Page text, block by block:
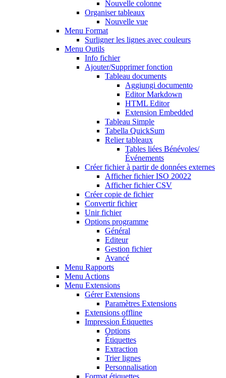
Nouvelle colonne
Organiser tableaux
Nouvelle vue
Menu Format
Surligner les lignes avec couleurs
Menu Outils
Info fichier
Ajouter/Supprimer fonction
Tableau documents
Aggiungi documento
Editor Markdown
HTML Editor
Extension Embedded
Tableau Simple
Tabella QuickSum
Relier tableaux
Tables liées Bénévoles/
Événements
Créer fichier à partir de données externes
Afficher fichier ISO 20022
Afficher fichier CSV
Créer copie de fichier
Convertir fichier
Unir fichier
Options programme
Général
Editeur
Gestion fichier
Avancé
Menu Rapports
Menu Actions
Menu Extensions
Gérer Extensions
Paramètres Extensions
Extensions offline
Impression Étiquettes
Options
Étiquettes
Extraction
Trier lignes
Personnalisation
Format étiquettes